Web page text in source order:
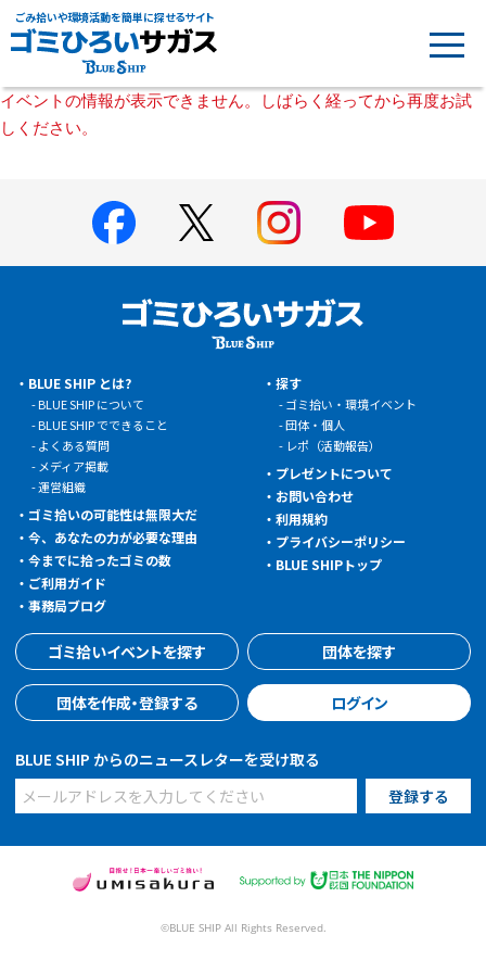
ごみ拾いや環境活動を簡単に探せるサイト
イベントの情報が表示できません。しばらく経ってから再度お試
しください。
BLUE SHIP とは?
BLUE SHIP について
BLUE SHIP でできること
よくある質問
メディア掲載
運営組織
ゴミ拾いの可能性は無限大だ
今、あなたの力が必要な理由
今までに拾ったゴミの数
ご利用ガイド
事務局ブログ
探す
ゴミ拾い・環境イベント
団体・個人
レポ（活動報告）
プレゼントについて
お問い合わせ
利用規約
プライバシーポリシー
BLUE SHIPトップ
ゴミ拾いイベントを探す 団体を探す
団体を作成・登録する ログイン
BLUE SHIP からのニュースレターを受け取る
©BLUE SHIP All Rights Reserved.